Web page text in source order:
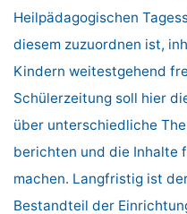
Heilpädagogischen
diesem zuzuordnen ist,
Kindern weitestgehend
Schülerzeitung soll hier
über unterschiedliche
berichten und die Inhalte
machen. Langfristig ist
Bestandteil der